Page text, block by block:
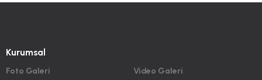
Kurumsal
Foto Galeri
Video Galeri